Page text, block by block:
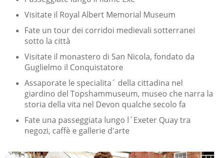
Visitate il Royal Albert Memorial Museum
Fate un tour dei corridoi medievali sotterranei
sotto la città
Visitate il monastero di San Nicola, fondato da
Guglielmo il Conquistatore
Assaporate le specialita´ della cittadina nel
giardino del Topshammuseum, museo che narra la
storia della vita nel Devon qualche secolo fa
Fate una passeggiata lungo l´Exeter Quay tra
negozi, caffè e gallerie d'arte